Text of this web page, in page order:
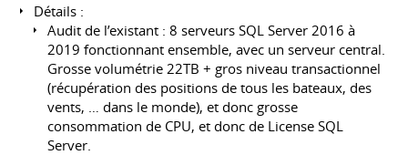
Détails :
Audit de l’existant : 8 serveurs SQL Server 2016 à
2019 fonctionnant ensemble, avec un serveur central.
Grosse volumétrie 22TB + gros niveau transactionnel
(récupération des positions de tous les bateaux, des
vents, … dans le monde), et donc grosse
consommation de CPU, et donc de License SQL
Server.